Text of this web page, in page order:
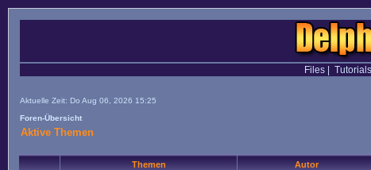
Files| Tutorials
Aktuelle Zeit: Do Aug 06, 2026 15:25
Foren-Übersicht
Aktive Themen
Themen Autor